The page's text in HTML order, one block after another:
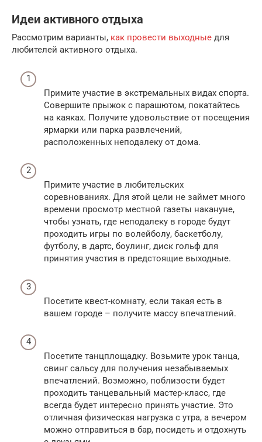
Идеи активного отдыха
Рассмотрим варианты, как провести выходные для
любителей активного отдыха.
Примите участие в экстремальных видах спорта.
Совершите прыжок с парашютом, покатайтесь
на каяках. Получите удовольствие от посещения
ярмарки или парка развлечений,
расположенных неподалеку от дома.
Примите участие в любительских
соревнованиях. Для этой цели не займет много
времени просмотр местной газеты накануне,
чтобы узнать, где неподалеку в городе будут
проходить игры по волейболу, баскетболу,
футболу, в дартс, боулинг, диск гольф для
принятия участия в предстоящие выходные.
Посетите квест-комнату, если такая есть в
вашем городе – получите массу впечатлений.
Посетите танцплощадку. Возьмите урок танца,
свинг сальсу для получения незабываемых
впечатлений. Возможно, поблизости будет
проходить танцевальный мастер-класс, где
всегда будет интересно принять участие. Это
отличная физическая нагрузка с утра, а вечером
можно отправиться в бар, посидеть и отдохнуть